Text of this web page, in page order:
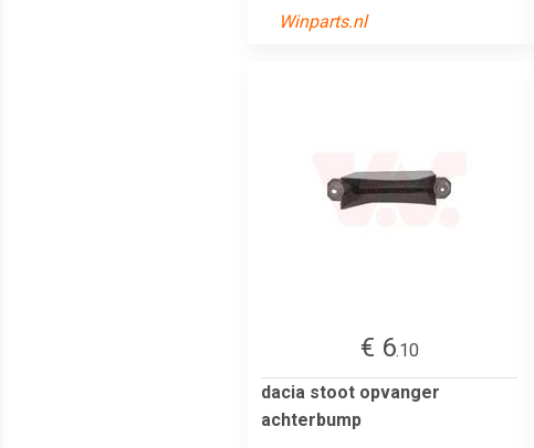
Winparts.nl
€ 6.10
dacia stoot opvanger
achterbump